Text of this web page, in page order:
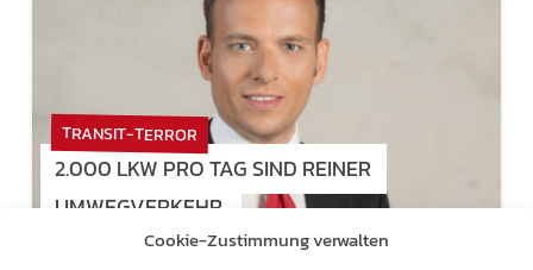
Cookie-Zustimmung verwalten
TRANSIT-TERROR
2.000 LKW PRO TAG SIND REINER
UMWEGVERKEHR.